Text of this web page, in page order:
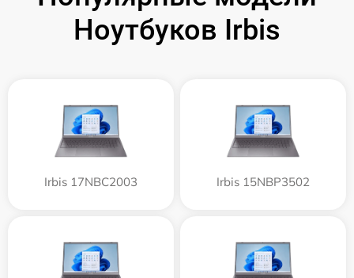
Ноутбуков Irbis
Irbis 17NBC2003 Irbis 15NBP3502